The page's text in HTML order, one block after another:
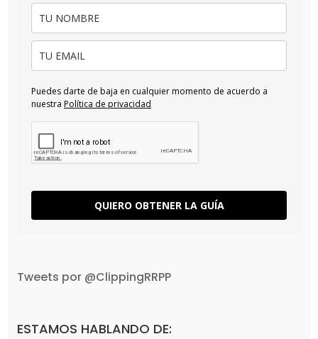
Puedes darte de baja en cualquier momento de acuerdo a
nuestra Política de privacidad
QUIERO OBTENER LA GUÍA
Tweets por @ClippingRRPP
ESTAMOS HABLANDO DE: